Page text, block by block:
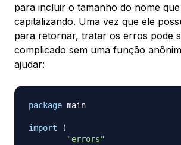
para incluir o tamanho do nome
capitalizando. Uma vez que ele
para retornar, tratar os erros pode
complicado sem uma função
ajudar:
package main
import
(
"errors"